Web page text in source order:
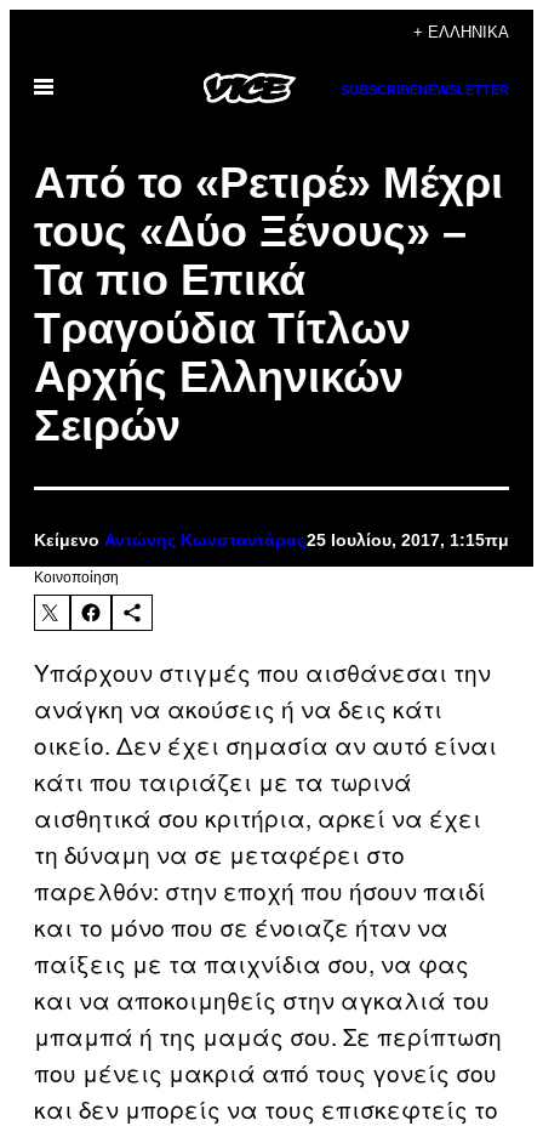
περιεχόμενο
+ ΕΛΛΗΝΙΚΆ
Ανοίξτε
SUBSCRIBENEWSLETTER
Από το «Ρετιρέ» Μέχρι
τους «Δύο Ξένους» –
Τα πιο Επικά
Τραγούδια Τίτλων
Αρχής Ελληνικών
Σειρών
Κείμενο Αντώνης Κωνσταντάρας25 Ιουλίου, 2017, 1:15πμ
Kοινοποίηση
Υπάρχουν στιγμές που αισθάνεσαι την
ανάγκη να ακούσεις ή να δεις κάτι
οικείο. Δεν έχει σημασία αν αυτό είναι
κάτι που ταιριάζει με τα τωρινά
αισθητικά σου κριτήρια, αρκεί να έχει
τη δύναμη να σε μεταφέρει στο
παρελθόν: στην εποχή που ήσουν παιδί
και το μόνο που σε ένοιαζε ήταν να
παίξεις με τα παιχνίδια σου, να φας
και να αποκοιμηθείς στην αγκαλιά του
μπαμπά ή της μαμάς σου. Σε περίπτωση
που μένεις μακριά από τους γονείς σου
και δεν μπορείς να τους επισκεφτείς το